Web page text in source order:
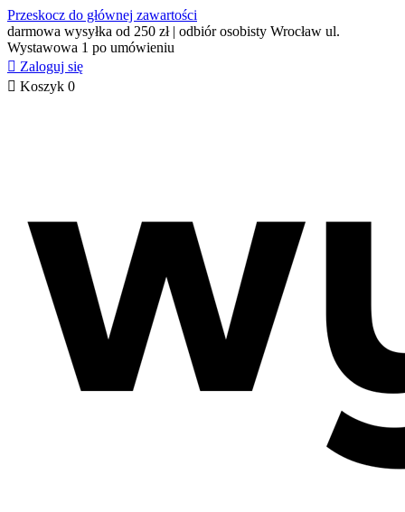
Przeskocz do głównej zawartości
darmowa wysyłka od 250 zł | odbiór osobisty Wrocław ul.
Wystawowa 1 po umówieniu
 Zaloguj się
 Koszyk 0